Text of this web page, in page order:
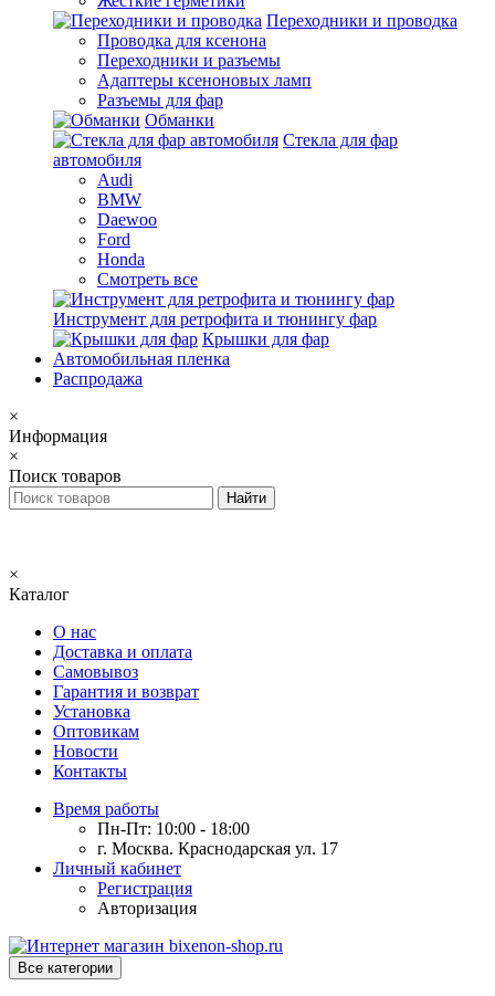
Переходники и проводка
Проводка для ксенона
Переходники и разъемы
Адаптеры ксеноновых ламп
Разъемы для фар
Обманки
Стекла для фар
автомобиля
Audi
BMW
Daewoo
Ford
Honda
Смотреть все
Инструмент для ретрофита и тюнингу фар
Крышки для фар
Автомобильная пленка
Распродажа
×
Информация
×
Поиск товаров
×
Каталог
О нас
Доставка и оплата
Самовывоз
Гарантия и возврат
Установка
Оптовикам
Новости
Контакты
Время работы
Пн-Пт: 10:00 - 18:00
г. Москва. Краснодарская ул. 17
Личный кабинет
Регистрация
Авторизация
Все категории